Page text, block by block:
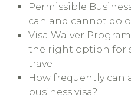
Permissible
can and cannot do
Visa Waiver
the right option for
travel
How frequently can
business visa?